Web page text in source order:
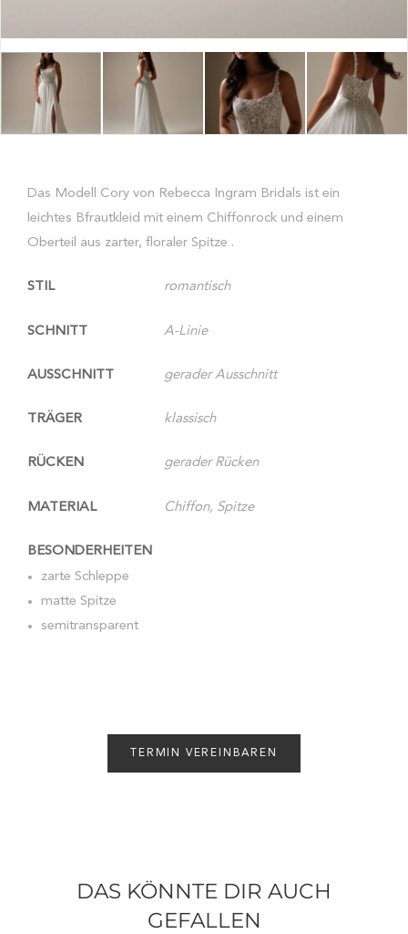
Das Modell Cory von Rebecca Ingram Bridals ist ein
leichtes Bfrautkleid mit einem Chiffonrock und einem
Oberteil aus zarter, floraler Spitze .
STIL romantisch
SCHNITT A-Linie
AUSSCHNITT gerader Ausschnitt
TRÄGER klassisch
RÜCKEN gerader Rücken
MATERIAL Chiffon, Spitze
BESONDERHEITEN
zarte Schleppe
matte Spitze
semitransparent
TERMIN VEREINBAREN
DAS KÖNNTE DIR AUCH
GEFALLEN